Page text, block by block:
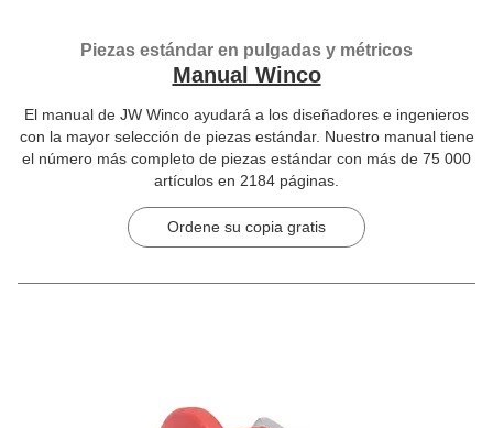
Piezas estándar en pulgadas y métricos
Manual Winco
El manual de JW Winco ayudará a los diseñadores e ingenieros
con la mayor selección de piezas estándar. Nuestro manual tiene
el número más completo de piezas estándar con más de 75 000
artículos en 2184 páginas.
Ordene su copia gratis